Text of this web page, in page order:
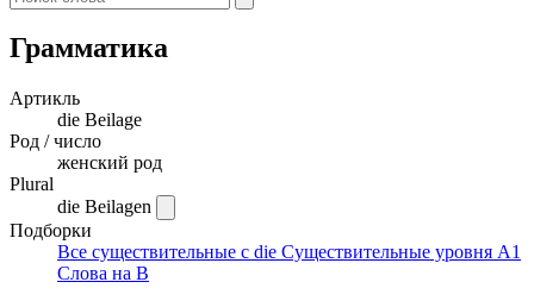
Грамматика
Артикль
die Beilage
Род / число
женский род
Plural
die Beilagen
Подборки
Все существительные с die Существительные уровня A1
Слова на B